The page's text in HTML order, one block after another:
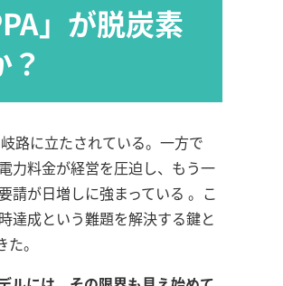
」が脱炭素
路に立たされている。一方で
力料金が経営を圧迫し、もう一
請が日増しに強まっている 。こ
達成という難題を解決する鍵と
。